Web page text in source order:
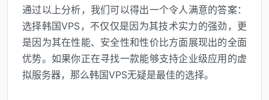
通过以上分析，我们可以得出一个令人满意的答案：
选择韩国VPS，不仅仅是因为其技术实力的强劲，更
是因为其在性能、安全性和性价比方面展现出的全面
优势。如果你正在寻找一款能够支持企业级应用的虚
拟服务器，那么韩国VPS无疑是最佳的选择。